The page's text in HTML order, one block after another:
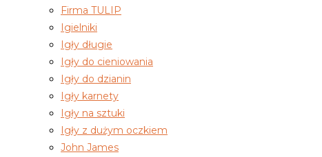
Firma TULIP
Igielniki
Igły długie
Igły do cieniowania
Igły do dzianin
Igły karnety
Igły na sztuki
Igły z dużym oczkiem
John James